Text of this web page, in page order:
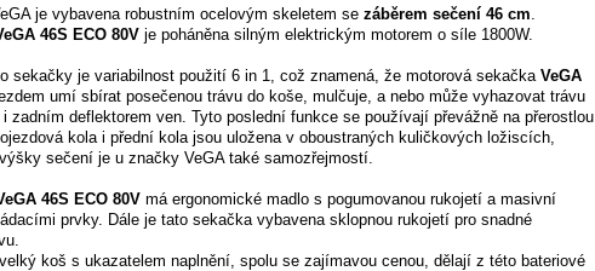
je vybavena robustním ocelovým skeletem se záběrem sečení 46 cm
46S ECO 80V je poháněna silným elektrickým motorem o síle 1800W.
sekačky je variabilnost použití 6 in 1, což znamená, že motorová sekačka VeGA
umí sbírat posečenou trávu do koše, mulčuje, a nebo může vyhazovat trávu
zadním deflektorem ven. Tyto poslední funkce se používají převážně na přerostlou
kola i přední kola jsou uložena v oboustraných kuličkových ložiscích,
sečení je u značky VeGA také samozřejmostí.
46S ECO 80V má ergonomické madlo s pogumovanou rukojetí a masivní
prvky. Dále je tato sekačka vybavena sklopnou rukojetí pro snadné
koš s ukazatelem naplnění, spolu se zajímavou cenou, dělají z této bateriové